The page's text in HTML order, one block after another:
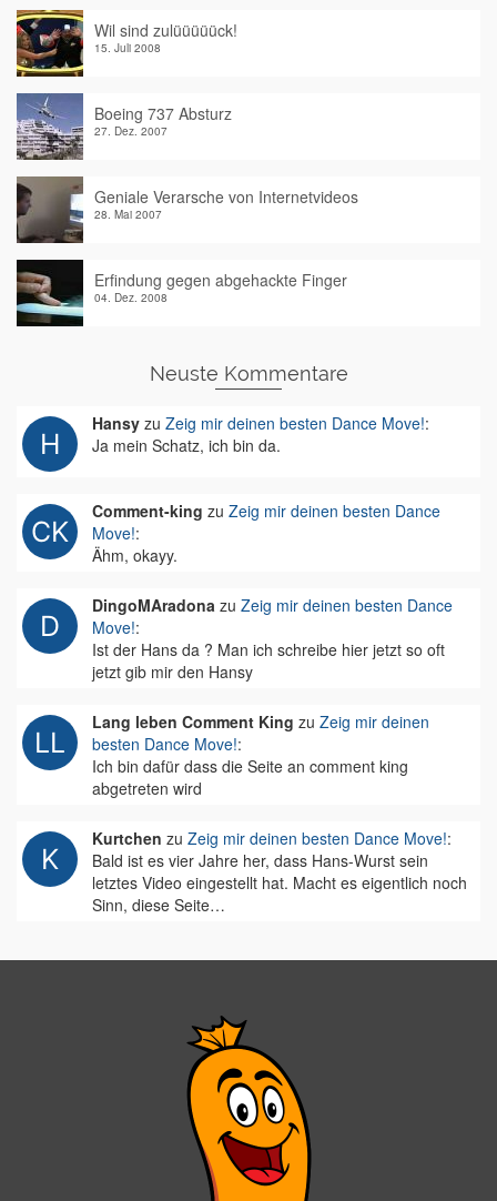
Wil sind zulüüüüück!
15. Juli 2008
Boeing 737 Absturz
27. Dez. 2007
Geniale Verarsche von Internetvideos
28. Mai 2007
Erfindung gegen abgehackte Finger
04. Dez. 2008
Neuste Kommentare
Hansy zu Zeig mir deinen besten Dance Move!:
Ja mein Schatz, ich bin da.
Comment-king zu Zeig mir deinen besten Dance
Move!:
Ähm, okayy.
DingoMAradona zu Zeig mir deinen besten Dance
Move!:
Ist der Hans da ? Man ich schreibe hier jetzt so oft
jetzt gib mir den Hansy
Lang leben Comment King zu Zeig mir deinen
besten Dance Move!:
Ich bin dafür dass die Seite an comment king
abgetreten wird
Kurtchen zu Zeig mir deinen besten Dance Move!:
Bald ist es vier Jahre her, dass Hans-Wurst sein
letztes Video eingestellt hat. Macht es eigentlich noch
Sinn, diese Seite…